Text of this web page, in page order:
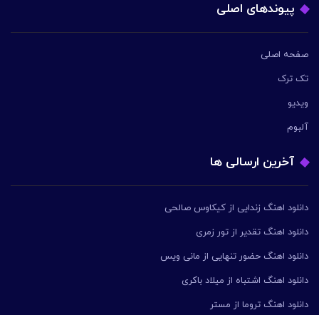
پیوندهای اصلی
صفحه اصلی
تک ترک
ویدیو
آلبوم
آخرین ارسالی ها
دانلود اهنگ زندایی از کیکاوس صالحی
دانلود اهنگ تقدیر از تور زمری
دانلود اهنگ حضور تنهایی از مانی ویس
دانلود اهنگ اشتباه از میلاد باکری
دانلود اهنگ تروما از مستر